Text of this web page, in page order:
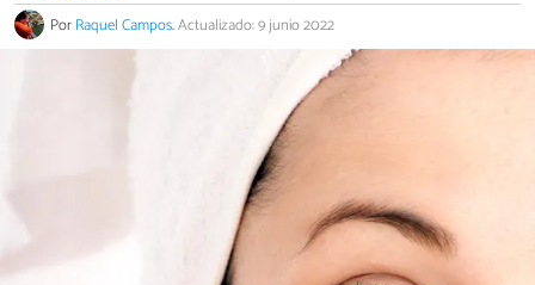
PorRaquel Campos.Actualizado: 9 junio 2022